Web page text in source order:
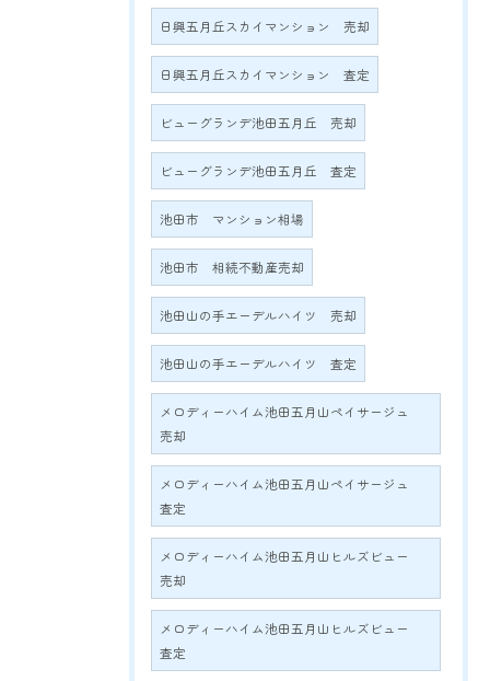
日興五月丘スカイマンション 売却
日興五月丘スカイマンション 査定
ビューグランデ池田五月丘 売却
ビューグランデ池田五月丘 査定
池田市 マンション相場
池田市 相続不動産売却
池田山の手エーデルハイツ 売却
池田山の手エーデルハイツ 査定
メロディーハイム池田五月山ペイサージュ
売却
メロディーハイム池田五月山ペイサージュ
査定
メロディーハイム池田五月山ヒルズビュー
売却
メロディーハイム池田五月山ヒルズビュー
査定